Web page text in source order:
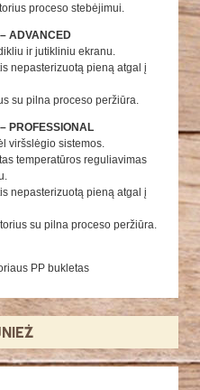
proceso stebėjimui.
ADVANCED
ir jutikliniu ekranu.
nepasterizuotą pieną atgal į
su pilna proceso peržiūra.
PROFESSIONAL
viršslėgio sistemos.
temperatūros reguliavimas
nepasterizuotą pieną atgal į
su pilna proceso peržiūra.
PP bukletas